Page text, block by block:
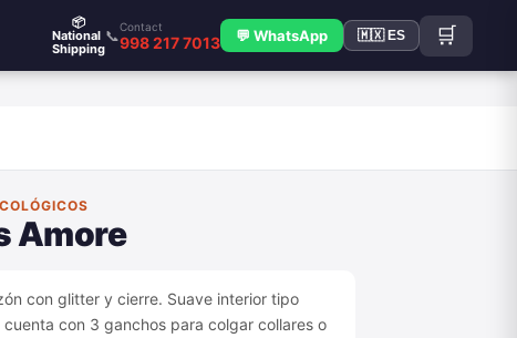
📦
National
Shipping
📞
Contact
998 217 7013 💬 WhatsApp 🇲🇽 ES 🛒
Amore
con glitter y cierre. Suave interior tipo
con 3 ganchos para colgar collares o